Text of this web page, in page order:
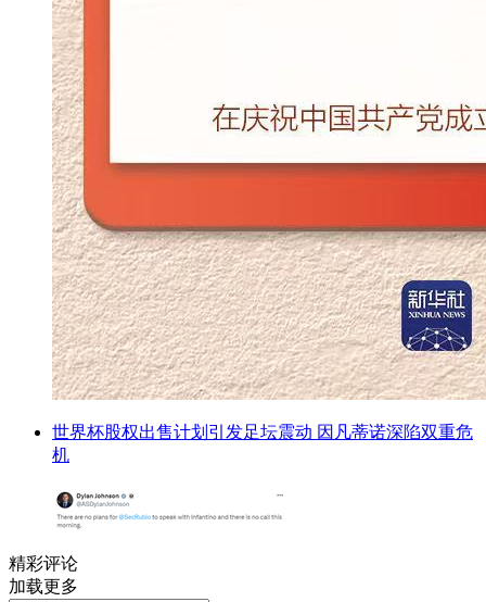
世界杯股权出售计划引发足坛震动 因凡蒂诺深陷双重危
机
精彩评论
加载更多